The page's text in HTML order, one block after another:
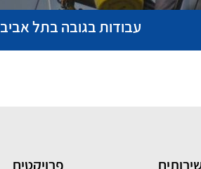
עבודות בגובה בתל אביב
פרויקטים